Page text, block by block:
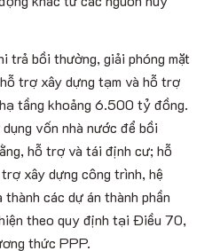
trả bồi thường, giải phóng mặt
trợ xây dựng tạm và hỗ trợ
tầng khoảng 6.500 tỷ đồng.
vốn nhà nước để bồi
hỗ trợ và tái định cư; hỗ
xây dựng công trình, hệ
các dự án thành phần
theo quy định tại Điều 70,
thức PPP.